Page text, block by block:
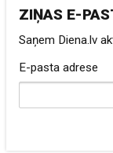
ZIŅAS E-
Saņem Diena.lv
E-pasta adrese